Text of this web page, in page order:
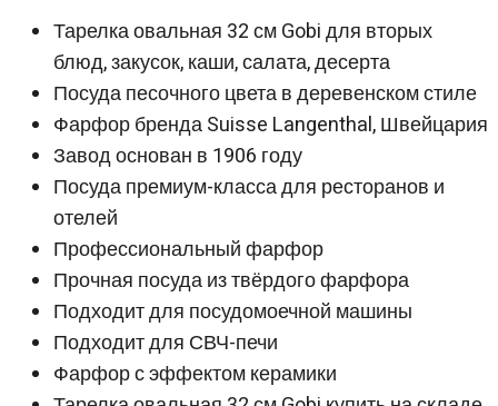
Тарелка овальная 32 см Gobi для вторых
блюд, закусок, каши, салата, десерта
Посуда песочного цвета в деревенском стиле
Фарфор бренда Suisse Langenthal, Швейцария
Завод основан в 1906 году
Посуда премиум-класса для ресторанов и
отелей
Профессиональный фарфор
Прочная посуда из твёрдого фарфора
Подходит для посудомоечной машины
Подходит для СВЧ-печи
Фарфор с эффектом керамики